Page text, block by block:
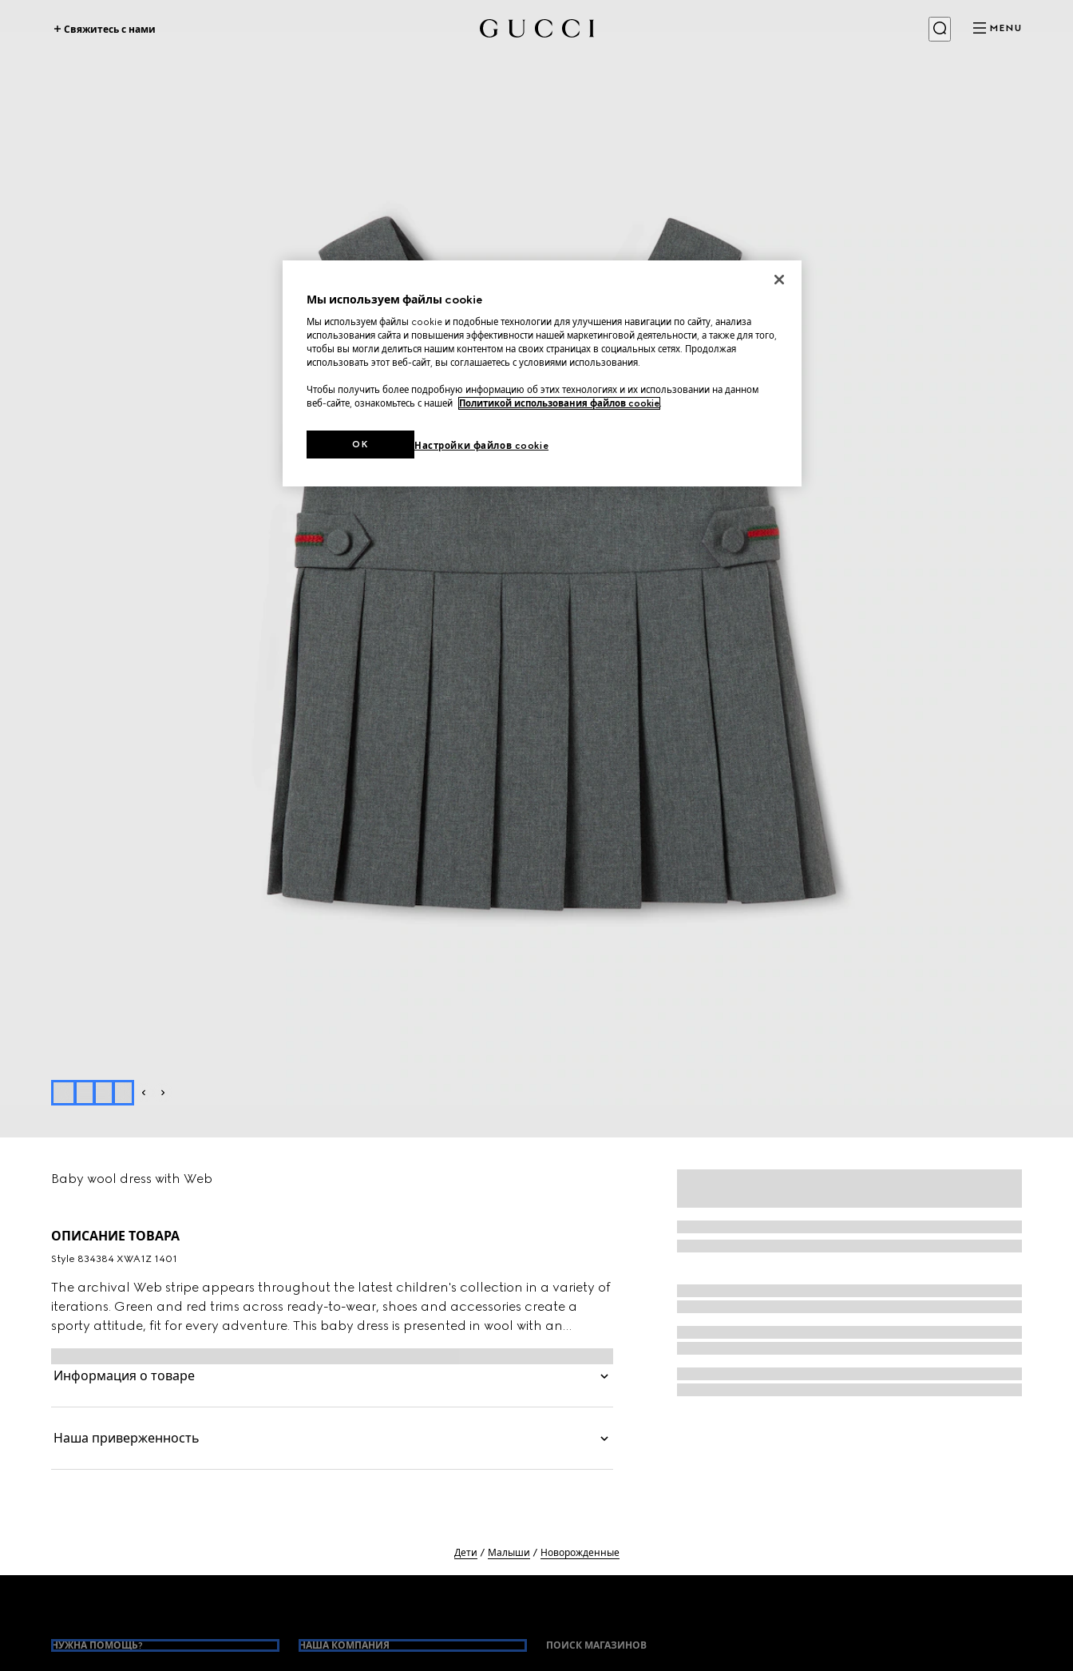
Свяжитесь с нами MENU
Baby wool dress with Web
ОПИСАНИЕ ТОВАРА
Style ‎834384 XWA1Z 1401
The archival Web stripe appears throughout the latest children's collection in a variety of
iterations. Green and red trims across ready-to-wear, shoes and accessories create a
sporty attitude, fit for every adventure. This baby dress is presented in wool with an
embroidered Web detail across the waist.
Информация о товаре
Наша приверженность
Дети Малыши Новорожденные
НУЖНА ПОМОЩЬ? НАША КОМПАНИЯ ПОИСК МАГАЗИНОВ
Мы используем файлы cookie
Мы используем файлы cookie и подобные технологии для улучшения навигации по сайту, анализа
использования сайта и повышения эффективности нашей маркетинговой деятельности, а также для того,
чтобы вы могли делиться нашим контентом на своих страницах в социальных сетях. Продолжая
использовать этот веб-сайт, вы соглашаетесь с условиями использования.
Чтобы получить более подробную информацию об этих технологиях и их использовании на данном
веб-сайте, ознакомьтесь с нашей
Политикой использования файлов cookie.
Настройки файлов cookie
OK